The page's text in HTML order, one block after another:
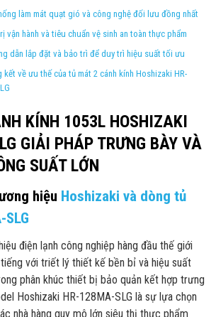
làm mát quạt gió và công nghệ đối lưu đồng nhất
vận hành và tiêu chuẩn vệ sinh an toàn thực phẩm
dẫn lắp đặt và bảo trì để duy trì hiệu suất tối ưu
kết về ưu thế của tủ mát 2 cánh kính Hoshizaki HR-
KÍNH 1053L HOSHIZAKI
GIẢI PHÁP TRƯNG BÀY VÀ
SUẤT LỚN
hiệu Hoshizaki và dòng tủ
điện lạnh công nghiệp hàng đầu thế giới
với triết lý thiết kế bền bỉ và hiệu suất
phân khúc thiết bị bảo quản kết hợp trưng
Hoshizaki HR-128MA-SLG là sự lựa chọn
nhà hàng quy mô lớn siêu thị thực phẩm